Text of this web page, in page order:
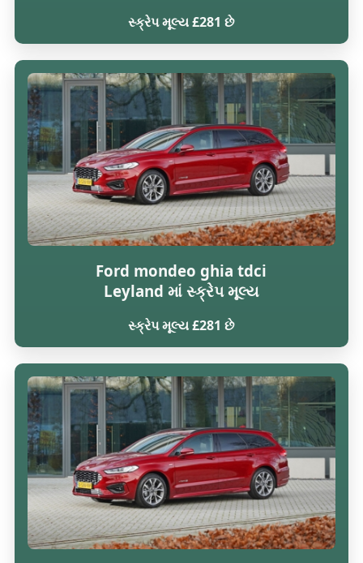
સ્ક્રેપ મૂલ્ય £281 છે
Ford mondeo ghia tdci
Leyland માં સ્ક્રેપ મૂલ્ય
સ્ક્રેપ મૂલ્ય £281 છે